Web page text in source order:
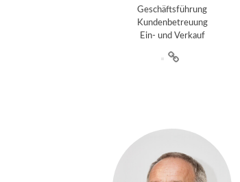
Geschäftsführung
Kundenbetreuung
Ein- und Verkauf